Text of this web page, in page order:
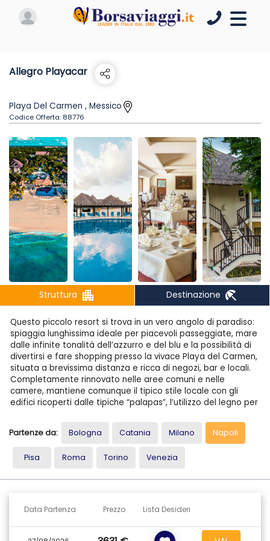
Allegro Playacar
Playa Del Carmen , Messico
Codice Offerta: 88776
Struttura apartment Destinazione beach_access
Questo piccolo resort si trova in un vero angolo di paradiso:
spiaggia lunghissima ideale per piacevoli passeggiate, mare
dalle infinite tonalità dell’azzurro e del blu e la possibilità di
divertirsi e fare shopping presso la vivace Playa del Carmen,
situata a brevissima distanza e ricca di negozi, bar e locali.
Completamente rinnovato nelle aree comuni e nelle
camere, mantiene comunque il tipico stile locale con gli
edifici ricoperti dalle tipiche “palapas”, l’utilizzo del legno per
STRUTTURA
comuni, si snodano i vialetti che portano alle ville a due piani
piscine ed infine la splendida spiaggia.
SPIAGGIA E PISCINE
davanti al resort ed è ombreggiata da alte palme. Sono
Partenze da: Bologna Catania Milano Napoli
Pisa Roma Torino Venezia
Data Partenza Prezzo Lista Desideri